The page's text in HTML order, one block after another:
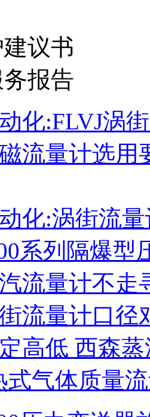
议书
报告
化:FLVJ涡
流量计选用
化:涡街流
系列隔爆型
流量计不走
流量计口径
高低 西森
式气体质量